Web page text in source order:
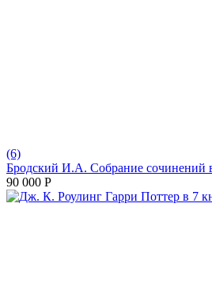
(6)
Бродский И.А. Собрание сочинений
90 000 Р